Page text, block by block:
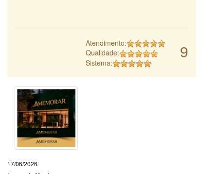
9
Atendimento:
Qualidade:
Sistema:
17/06/2026